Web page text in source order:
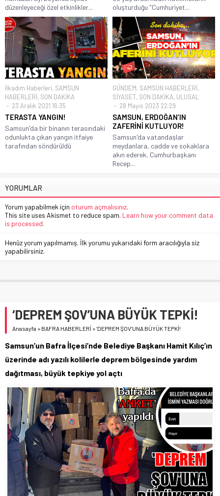
düzenleyeceği özel etkinlikler...
oluşturduğu "Cumhuriyet...
İlkadım Haberleri, SAMSUN
HABERLERİ, SON DAKİKA
23 Aralık 2021 16:35
TERASTA YANGIN!
Samsun'da bir binanın terasındaki
odunlukta çıkan yangın itfaiye
tarafından söndürüldü
GÜNDEM, SAMSUN HABERLERİ,
SİYASET, SON DAKİKA, ULUSAL
28 Mayıs 2023 22:29
SAMSUN, ERDOĞAN’IN
ZAFERİNİ KUTLUYOR!
Samsun'da vatandaşlar
meydanlara, cadde ve sokaklara
akın ederek, Cumhurbaşkanı
Recep...
YORUMLAR
Yorum yapabilmek için oturum açmalısınız.
This site uses Akismet to reduce spam. Learn how your comment data
is processed.
Henüz yorum yapılmamış. İlk yorumu yukarıdaki form aracılığıyla siz
yapabilirsiniz.
‘DEPREM ŞOV’UNA BÜYÜK TEPKİ!
Anasayfa » BAFRA HABERLERİ »‘DEPREM ŞOV’UNA BÜYÜK TEPKİ!
Samsun’un Bafra İlçesi’nde Belediye Başkanı Hamit Kılıç’ın
üzerinde adı yazılı kolilerle deprem bölgesinde yardım
dağıtması, büyük tepkiye yol açtı